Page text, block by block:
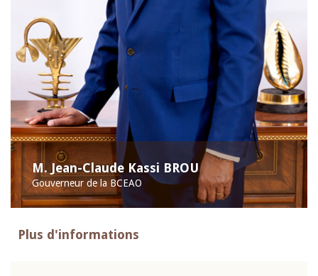
M. Jean-Claude Kassi BROU
Gouverneur de la BCEAO
Plus d'informations